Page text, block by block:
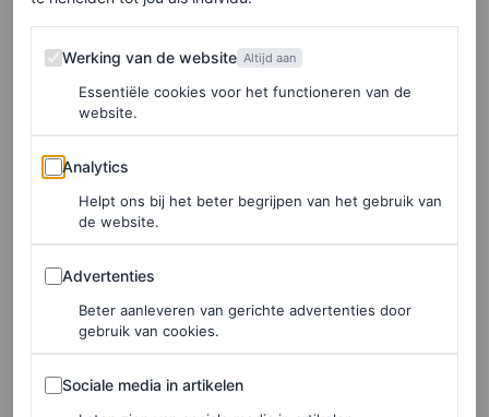
FASHION NIEUWS
20 jaar later geeft Victoria
Beckham haar famous WAG-
stijl een 2026-update
FASHION NIEUWS
Royal method dressing?
Wimbledon matcht Kate
Middleton haar jurk met… de
grasbaan
Werking van de website
Werking van de website Altijd aan
Essentiële cookies voor het functioneren van de
website.
Analytics
Analytics
Helpt ons bij het beter begrijpen van het gebruik van
de website.
Advertenties
Advertenties
Beter aanleveren van gerichte advertenties door
gebruik van cookies.
Sociale media in artikelen
Sociale media in artikelen